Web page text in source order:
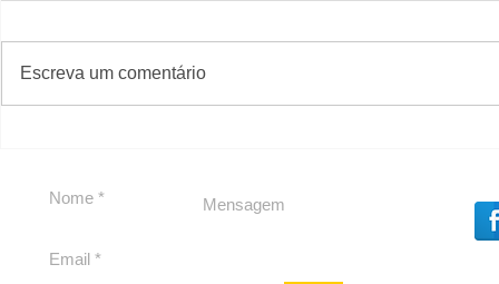
reforçam apoio a
Cláudio Mitidieri
Escreva um comentário
#Sugestões